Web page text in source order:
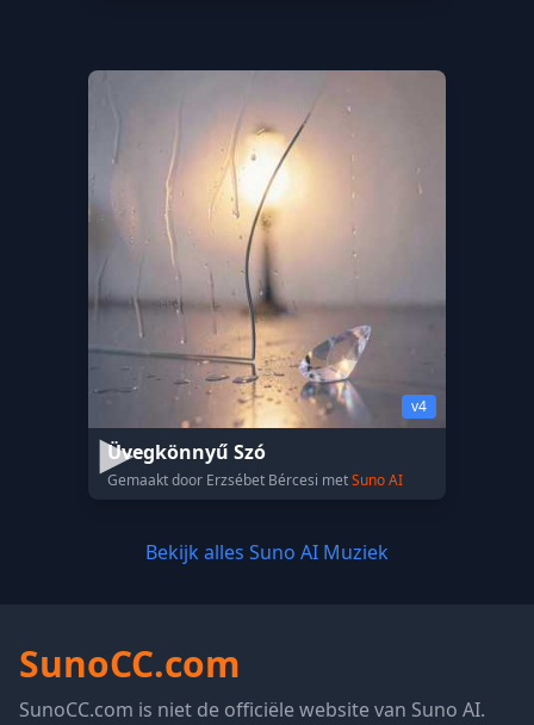
v4
Üvegkönnyű Szó
Gemaakt door Erzsébet Bércesi metSuno AI
Bekijk alles Suno AI Muziek
SunoCC.com
SunoCC.com is niet de officiële website van Suno AI.